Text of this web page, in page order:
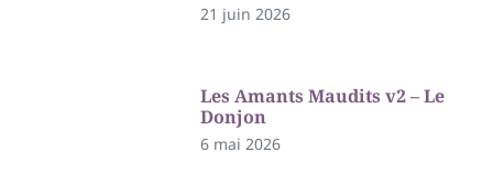
21 juin 2026
Les Amants Maudits v2 – Le
Donjon
6 mai 2026